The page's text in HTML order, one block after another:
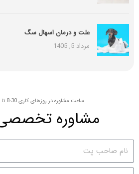
علت و درمان اسهال سگ
مرداد 5, 1405
ساعت مشاوره در روزهای کاری 8:30 تا 10 | 12 تا 13
مشاوره تخصصی